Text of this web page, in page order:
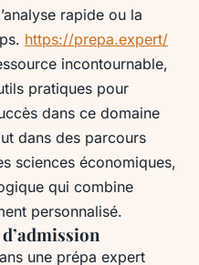
rapide ou la
https://prepa.expert/
incontournable,
pratiques pour
dans ce domaine
dans des parcours
sciences économiques,
qui combine
personnalisé.
une prépa expert